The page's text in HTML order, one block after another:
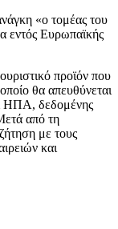
«ο τομέας του
εντός Ευρωπαϊκής
προϊόν που
θα απευθύνεται
ΗΠΑ, δεδομένης
από τη
με τους
και